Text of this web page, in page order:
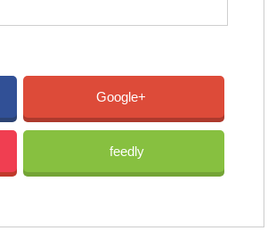
Google+
feedly